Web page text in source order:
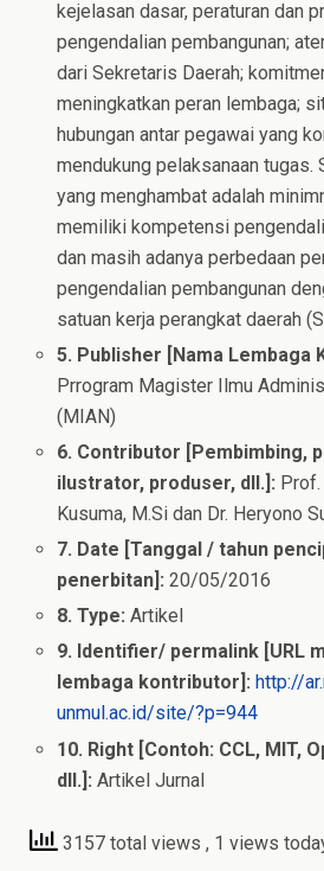
kejelasan dasar, peraturan dan
pengendalian pembangunan;
dari Sekretaris Daerah;
meningkatkan peran lembaga;
hubungan antar pegawai yang
mendukung pelaksanaan tugas.
yang menghambat adalah
memiliki kompetensi
dan masih adanya perbedaan
pengendalian pembangunan
satuan kerja perangkat daerah
5. Publisher [Nama Lembaga
Prrogram Magister Ilmu
(MIAN)
6. Contributor [Pembimbing,
ilustrator, produser, dll.]: Prof.
Kusuma, M.Si dan Dr. Heryono
7. Date [Tanggal / tahun
penerbitan]: 20/05/2016
8. Type: Artikel
9. Identifier/ permalink [URL
lembaga kontributor]: http://
unmul.ac.id/site/?p=944
10. Right [Contoh: CCL, MIT,
dll.]: Artikel Jurnal
3157 total views , 1 views